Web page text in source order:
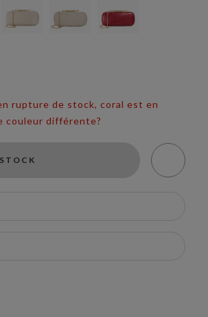
rupture de stock, coral est en
couleur différente?